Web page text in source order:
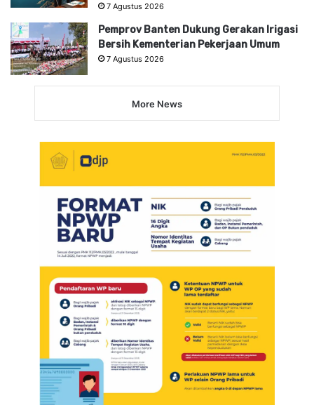
7 Agustus 2026
Pemprov Banten Dukung Gerakan Irigasi
Bersih Kementerian Pekerjaan Umum
7 Agustus 2026
More News